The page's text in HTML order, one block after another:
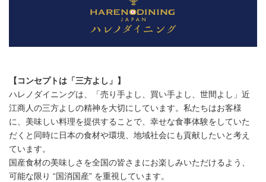
【コンセプトは「三方よし」】
ハレノダイニングは、「売り手よし、買い手よし、世間よし」近
江商人の三方よしの精神を大切にしています。私たちはお客様
に、美味しい料理を提供することで、幸せな食事体験をしていた
だくと同時に日本の食材や環境、地域社会にも貢献したいと考え
ています。
国産食材の美味しさを全国の皆さまにお楽しみいただけるよう、
可能な限り “国消国産” を重視しています。